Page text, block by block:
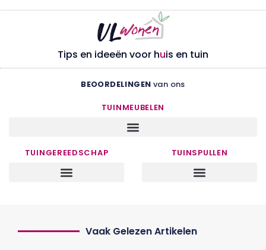
Tips en ideeën voor huis en tuin
BEOORDELINGEN van ons
TUINMEUBELEN
TUINGEREEDSCHAP TUINSPULLEN
Vaak Gelezen Artikelen